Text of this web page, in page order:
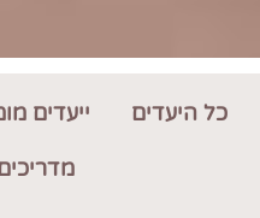
כל היעדים ייעדים